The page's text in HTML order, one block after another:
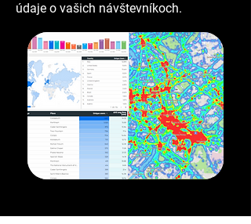
údaje o vašich návštevníkoch.